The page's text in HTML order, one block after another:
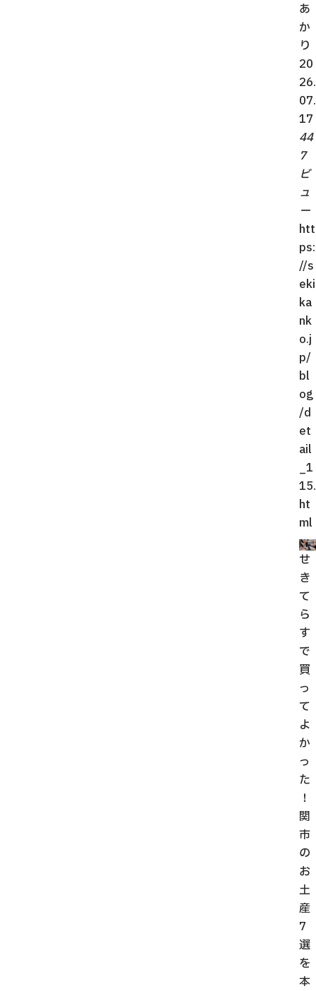
あ
か
り
20
26.
07.
17
44
7
ビ
ュ
ー
htt
ps:
//s
eki
ka
nk
o.j
p/
bl
og
/d
et
ail
_1
15.
ht
ml
せ
き
て
ら
す
で
買
っ
て
よ
か
っ
た
！
関
市
の
お
土
産
7
選
を
本